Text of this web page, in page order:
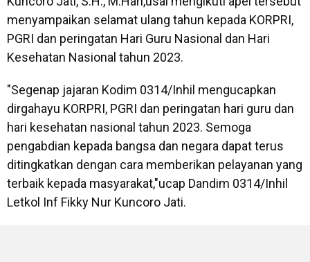
menyampaikan selamat ulang tahun kepada KORPRI,
PGRI dan peringatan Hari Guru Nasional dan Hari
Kesehatan Nasional tahun 2023.
"Segenap jajaran Kodim 0314/Inhil mengucapkan
dirgahayu KORPRI, PGRI dan peringatan hari guru dan
hari kesehatan nasional tahun 2023. Semoga
pengabdian kepada bangsa dan negara dapat terus
ditingkatkan dengan cara memberikan pelayanan yang
terbaik kepada masyarakat,"ucap Dandim 0314/Inhil
Letkol Inf Fikky Nur Kuncoro Jati.